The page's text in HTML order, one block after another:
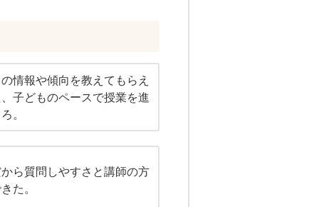
情報や傾向を教えてもらえ
子どものペースで授業を進
。
ら質問しやすさと講師の方
た。